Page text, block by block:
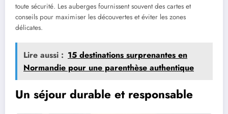
toute sécurité. Les auberges fournissent souvent des cartes et
conseils pour maximiser les découvertes et éviter les zones
délicates.
Lire aussi : 15 destinations surprenantes en
Normandie pour une parenthèse authentique
Un séjour durable et responsable